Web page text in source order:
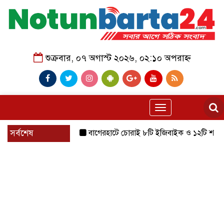
শুক্রবার, ০৭ অগাস্ট ২০২৬, ০২:১০ অপরাহ্ন
Toggle
navigation
সর্বশেষ বাগেরহাটে চোরাই ৮টি ইজিবাইক ও ১২টি